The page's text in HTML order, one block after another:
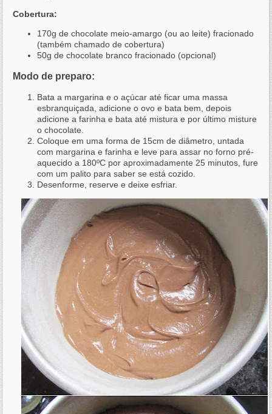
Cobertura:
170g de chocolate meio-amargo (ou ao leite) fracionado
(também chamado de cobertura)
50g de chocolate branco fracionado (opcional)
Modo de preparo:
Bata a margarina e o açúcar até ficar uma massa
esbranquiçada, adicione o ovo e bata bem, depois
adicione a farinha e bata até mistura e por último misture
o chocolate.
Coloque em uma forma de 15cm de diâmetro, untada
com margarina e farinha e leve para assar no forno pré-
aquecido a 180ºC por aproximadamente 25 minutos, fure
com um palito para saber se está cozido.
Desenforme, reserve e deixe esfriar.